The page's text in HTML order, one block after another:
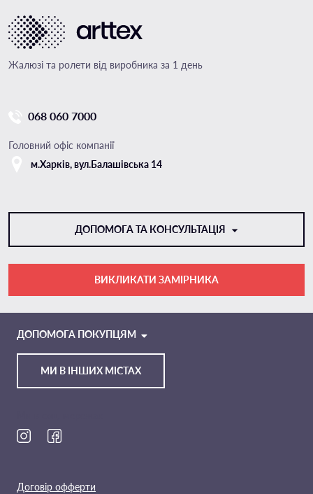
Жалюзі та ролети від виробника за 1 день
068 060 7000
Головний офіс компанії
м.Харкiв, вул.Балашівська 14
ДОПОМОГА ТА КОНСУЛЬТАЦІЯ
TELEGRAM
ВИКЛИКАТИ ЗАМІРНИКА
МИ В ІНШИХ МІСТАХ
ДОПОМОГА ПОКУПЦЯМ
Договір офферти